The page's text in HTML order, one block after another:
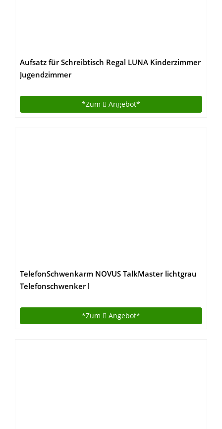
Aufsatz für Schreibtisch Regal LUNA Kinderzimmer
Jugendzimmer
*Zum Angebot*
TelefonSchwenkarm NOVUS TalkMaster lichtgrau
Telefonschwenker l
*Zum Angebot*